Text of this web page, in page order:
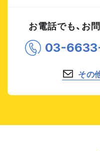
お電話でも、お
03-
その